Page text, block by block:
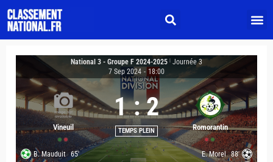
National 3 - Groupe F 2024-2025 Journée 3
7 Sep 2024 - 18:00
Vineuil
1 : 2
TEMPS PLEIN Romorantin
B. Mauduit 65' E. Morel 88'